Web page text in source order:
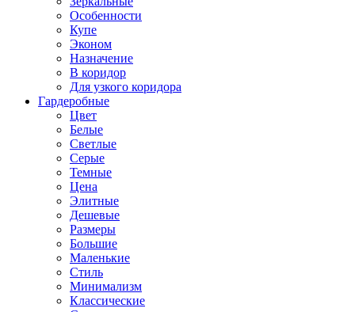
Особенности
Купе
Эконом
Назначение
В коридор
Для узкого коридора
Гардеробные
Цвет
Белые
Светлые
Серые
Темные
Цена
Элитные
Дешевые
Размеры
Большие
Маленькие
Стиль
Минимализм
Классические